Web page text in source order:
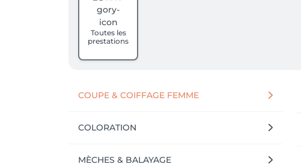
Toutes les
prestations
COUPE & COIFFAGE FEMME
COLORATION
MÈCHES & BALAYAGE